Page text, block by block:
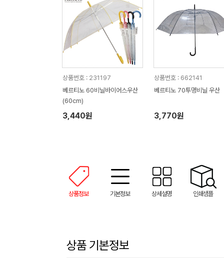
상품번호 : 231197
베르티노 60비닐바이어스우산
(60cm)
3,440원
상품번호 : 662141
베르티노 70투명비닐 우산
3,770원
상품정보 기본정보 상세설명 인쇄샘플
상품 기본정보